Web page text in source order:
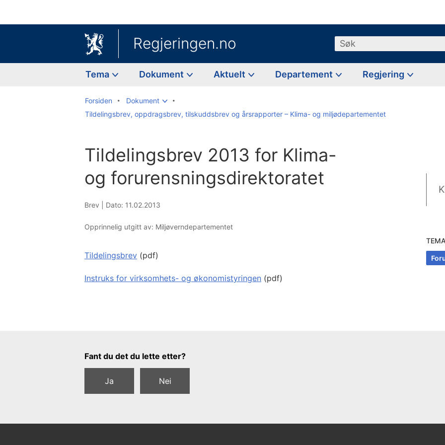
Regjeringen.no Søk
Tema Dokument Aktuelt Departement Regjering
Forsiden
Dokument
Tildelingsbrev, oppdragsbrev, tilskuddsbrev og årsrapporter – Klima- og miljødepartementet
Tildelingsbrev 2013 for Klima-
og forurensningsdirektoratet
Brev | Dato: 11.02.2013
Opprinnelig utgitt av: Miljøverndepartementet
Tildelingsbrev (pdf)
Instruks for virksomhets- og økonomistyringen (pdf)
TEMA
Tilbakemeldingsskjema
Fant du det du lette etter?
Ja Nei